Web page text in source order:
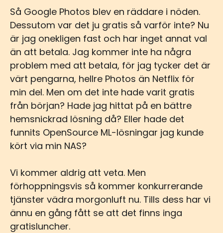
Så Google Photos blev en räddare i nöden.
Dessutom var det ju gratis så varför inte? Nu
är jag onekligen fast och har inget annat val
än att betala. Jag kommer inte ha några
problem med att betala, för jag tycker det är
värt pengarna, hellre Photos än Netflix för
min del. Men om det inte hade varit gratis
från början? Hade jag hittat på en bättre
hemsnickrad lösning då? Eller hade det
funnits OpenSource ML-lösningar jag kunde
kört via min NAS?
Vi kommer aldrig att veta. Men
förhoppningsvis så kommer konkurrerande
tjänster vädra morgonluft nu. Tills dess har vi
ännu en gång fått se att det finns inga
gratisluncher.